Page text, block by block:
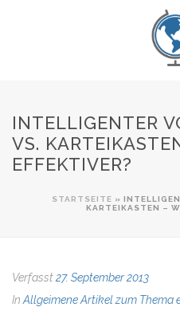
INTELLIGENTER
VS.
EFFEKTIVER?
STARTSEITE »
KARTEIKASTEN –
Verfasst27. September 2013
In Allgeimene Artikel zum Thema